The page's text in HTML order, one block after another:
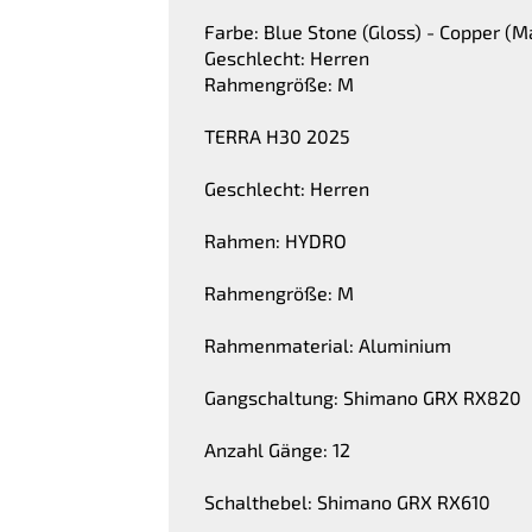
Farbe: Blue Stone (Gloss) - Copper
Geschlecht: Herren
Rahmengröße: M
TERRA H30 2025
Geschlecht: Herren
Rahmen: HYDRO
Rahmengröße: M
Rahmenmaterial: Aluminium
Gangschaltung: Shimano GRX RX820
Anzahl Gänge: 12
Schalthebel: Shimano GRX RX610